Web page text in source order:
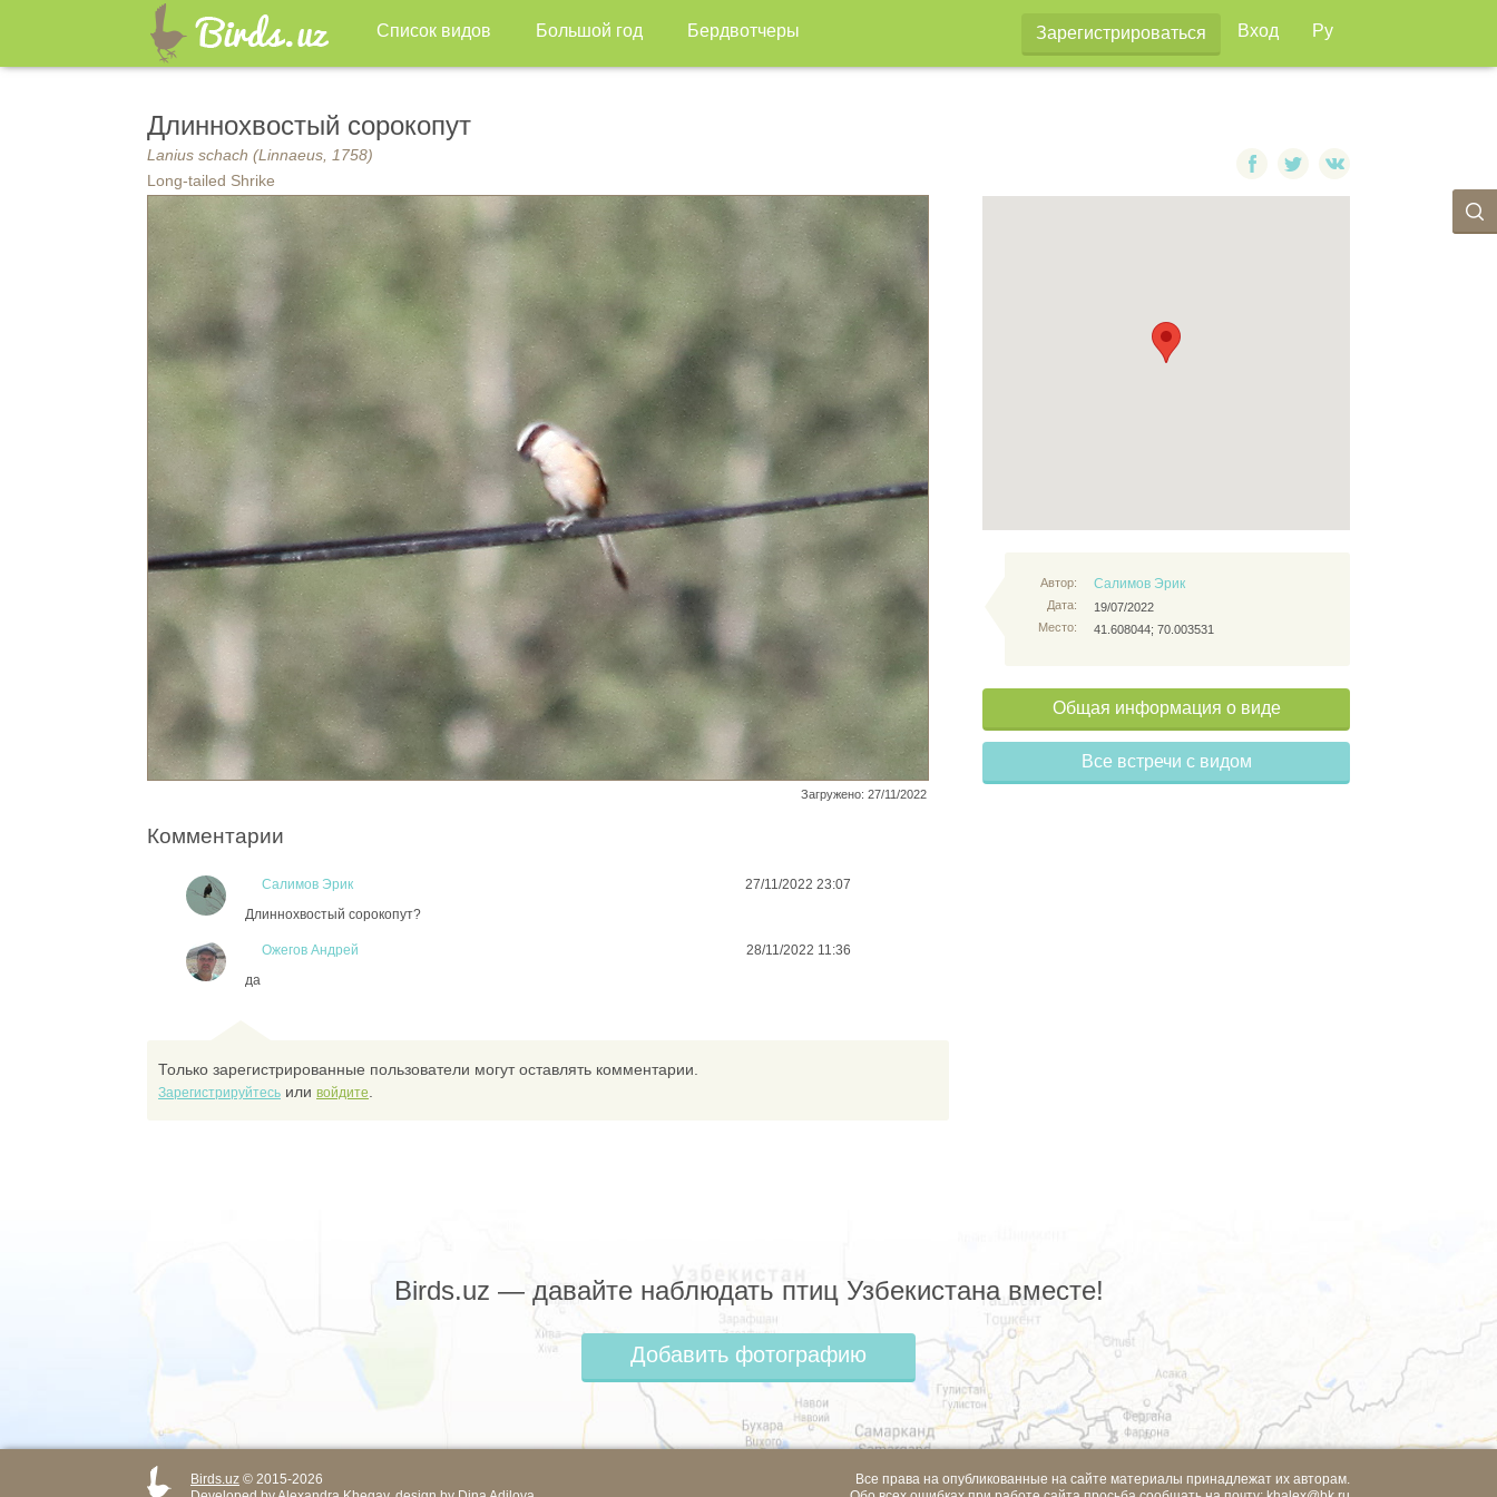
Список видов Большой год Бердвотчеры Зарегистрироваться Вход Ру
Длиннохвостый сорокопут
Lanius schach (Linnaeus, 1758)
Long-tailed Shrike
Загружено: 27/11/2022
Автор:
Дата:
Место:
Салимов Эрик
19/07/2022
41.608044; 70.003531
Общая информация о виде
Все встречи с видом
Комментарии
Салимов Эрик
27/11/2022 23:07
Длиннохвостый сорокопут?
Ожегов Андрей
28/11/2022 11:36
да
Только зарегистрированные пользователи могут оставлять комментарии.
Зарегистрируйтесь или войдите
Birds.uz — давайте наблюдать птиц Узбекистана вместе!
Добавить фотографию
Birds.uz © 2015-2026
Все права на опубликованные на сайте материалы принадлежат их авторам.